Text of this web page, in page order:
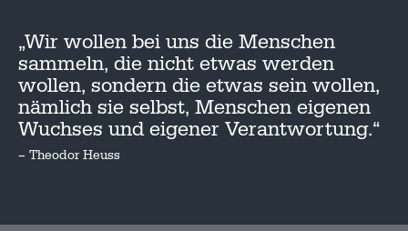
„Wir wollen bei uns die Menschen
sammeln, die nicht etwas werden
wollen, sondern die etwas sein wollen,
nämlich sie selbst, Menschen eigenen
Wuchses und eigener Verantwortung.“
– Theodor Heuss